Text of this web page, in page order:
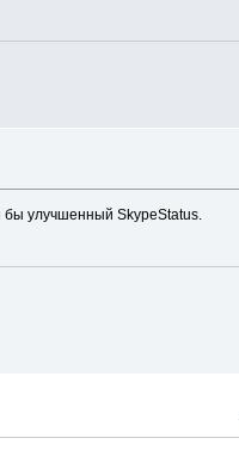
бы улучшенный SkypeStatus.